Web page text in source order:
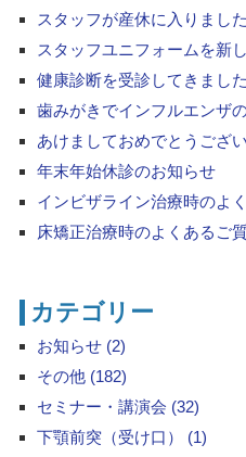
スタッフが産休に入りました
スタッフユニフォームを新
健康診断を受診してきました
歯みがきでインフルエンザ
あけましておめでとうござ
年末年始休診のお知らせ
インビザライン治療時のよ
床矯正治療時のよくあるご
カテゴリー
お知らせ (2)
その他 (182)
セミナー・講演会 (32)
下顎前突（受け口） (1)